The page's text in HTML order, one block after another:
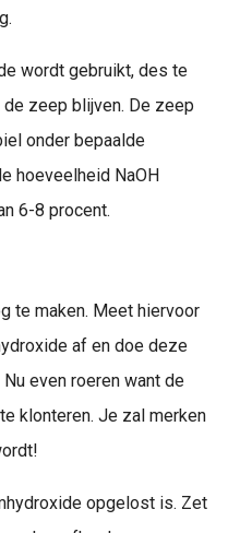
wordt gebruikt, des te
zeep blijven. De zeep
onder bepaalde
hoeveelheid NaOH
6-8 procent.
te maken. Meet hiervoor
af en doe deze
even roeren want de
klonteren. Je zal merken
opgelost is. Zet